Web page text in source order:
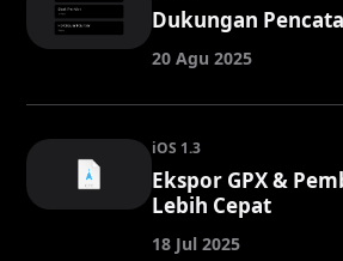
Dukungan
20 Agu 2025
iOS 1.3
Ekspor GPX &
Lebih Cepat
18 Jul 2025